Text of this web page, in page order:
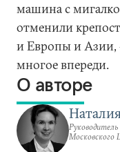
машина с
отменили
и Европы и Азии,
многое впереди.
О авторе
Московского